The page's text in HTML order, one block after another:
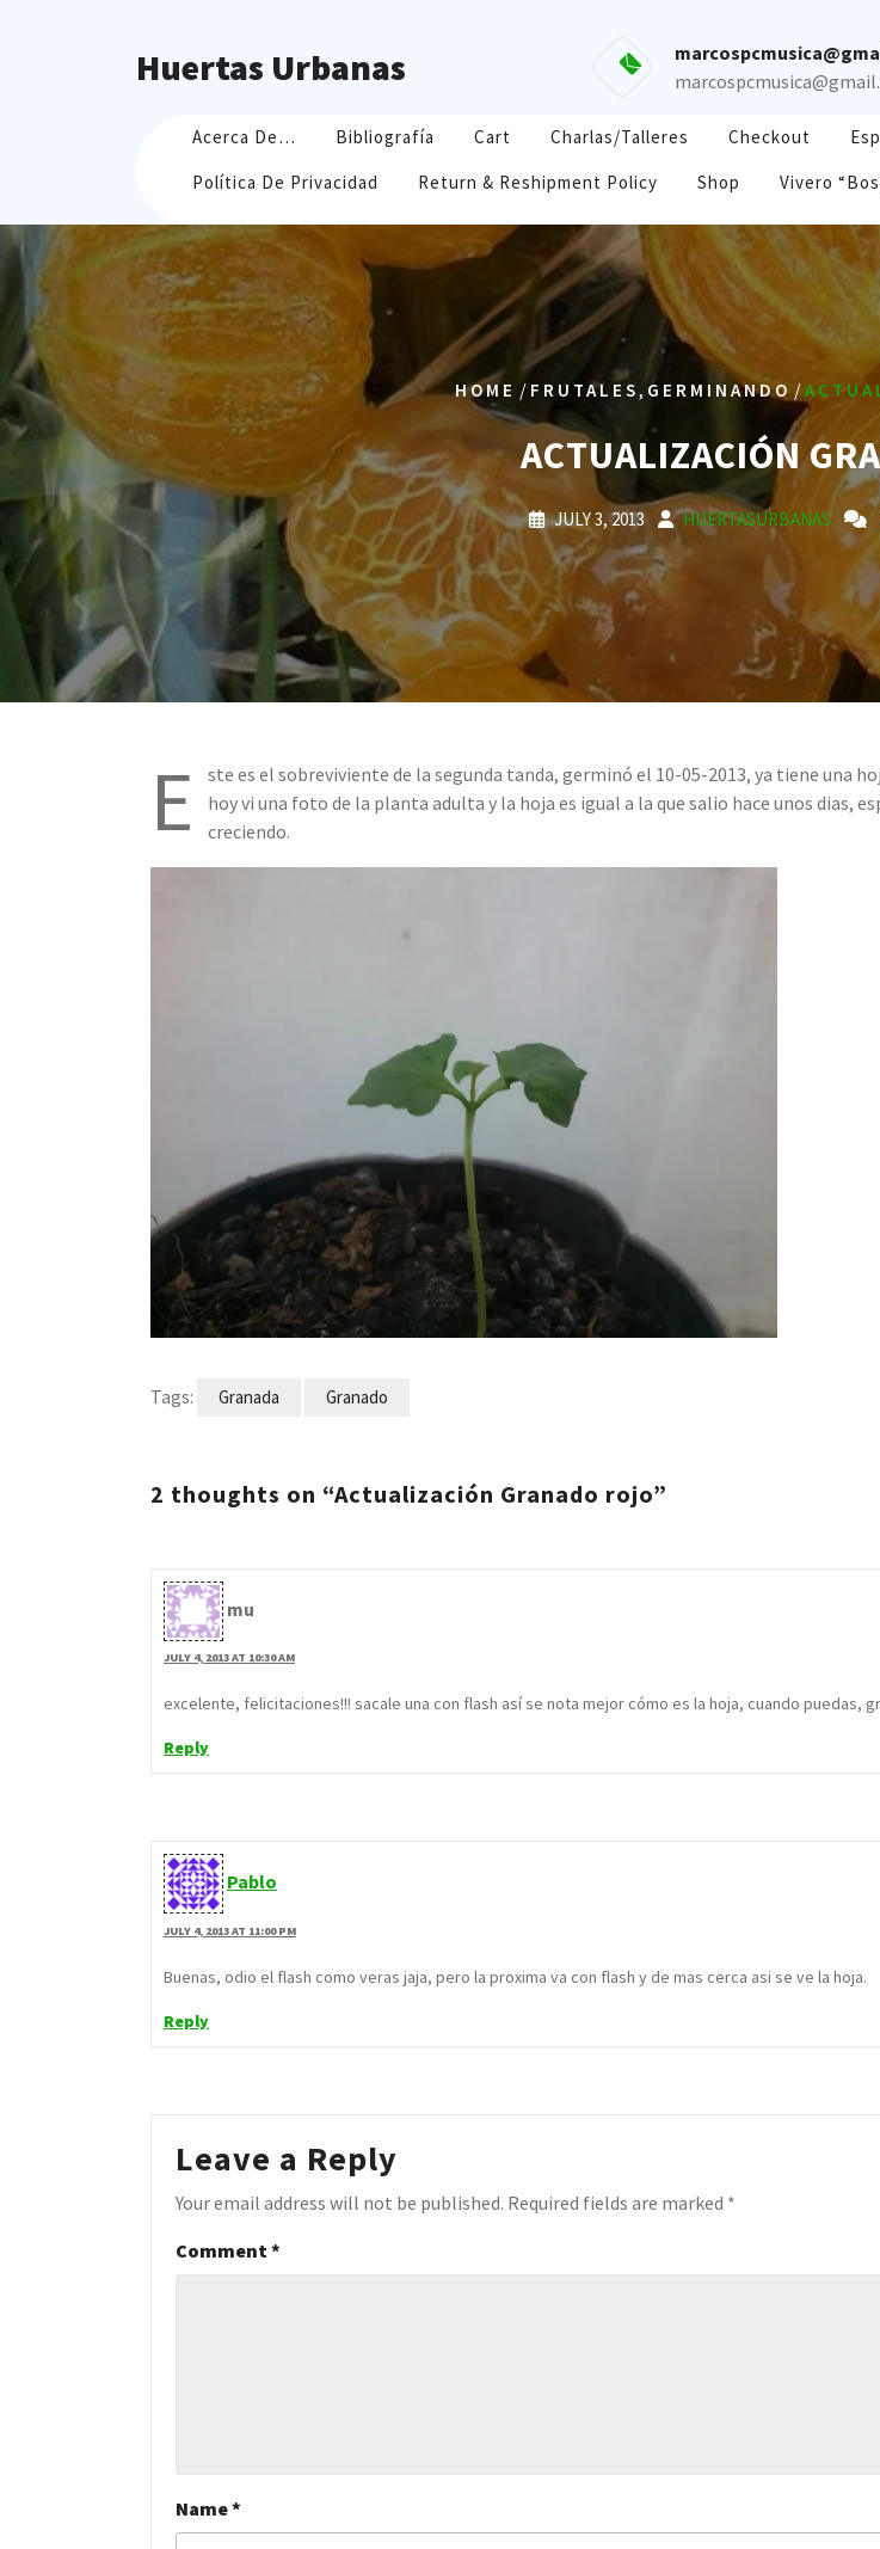
Huertas Urbanas
Acerca De… Bibliografía Cart Charlas/Talleres Checkout
Política De Privacidad
Return & Reshipment Policy Shop Vivero
HOME / FRUTALES, GERMINANDO /
ACTUALIZACIÓN
JULY 3, 2013 HUERTASURBANAS
E
ste es el sobreviviente de la segunda tanda, germinó el 10-05-2013, ya tiene una
hoy vi una foto de la planta adulta y la hoja es igual a la que salio hace unos dias,
creciendo.
Tags: Granada Granado
2 thoughts on “Actualización Granado rojo”
mu
JULY 4, 2013 AT 10:30 AM
excelente, felicitaciones!!! sacale una con flash así se nota mejor cómo es la hoja, cuando puedas,
Reply
Pablo
JULY 4, 2013 AT 11:00 PM
Buenas, odio el flash como veras jaja, pero la proxima va con flash y de mas cerca asi se ve la hoja.
Reply
Leave a Reply
Your email address will not be published. Required fields are marked *
Comment *
Name*